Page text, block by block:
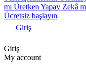
mı Üretken Yapay Zekâ
Ücretsiz başlayın
Giriş
Giriş
My account